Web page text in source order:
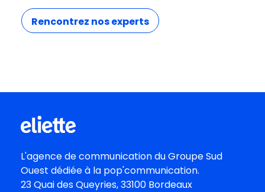
Rencontrez nos experts
L'agence de communication duGroupe Sud
Ouest dédiée à la pop'communication.
23 Quai des Queyries, 33100 Bordeaux